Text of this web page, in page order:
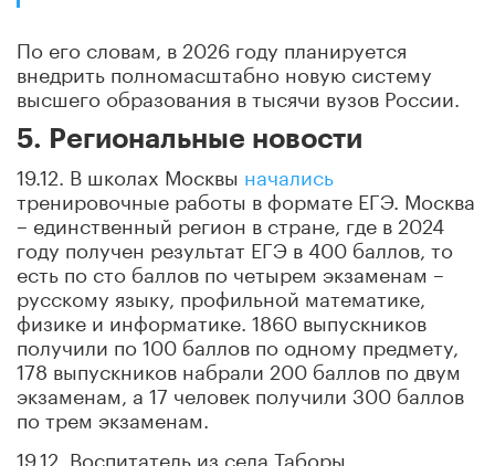
По его словам, в 2026 году планируется
внедрить полномасштабно новую систему
высшего образования в тысячи вузов России.
5. Региональные новости
19.12. В школах Москвы начались
тренировочные работы в формате ЕГЭ. Москва
– единственный регион в стране, где в 2024
году получен результат ЕГЭ в 400 баллов, то
есть по сто баллов по четырем экзаменам –
русскому языку, профильной математике,
физике и информатике. 1860 выпускников
получили по 100 баллов по одному предмету,
178 выпускников набрали 200 баллов по двум
экзаменам, а 17 человек получили 300 баллов
по трем экзаменам.
19.12. Воспитатель из села Таборы